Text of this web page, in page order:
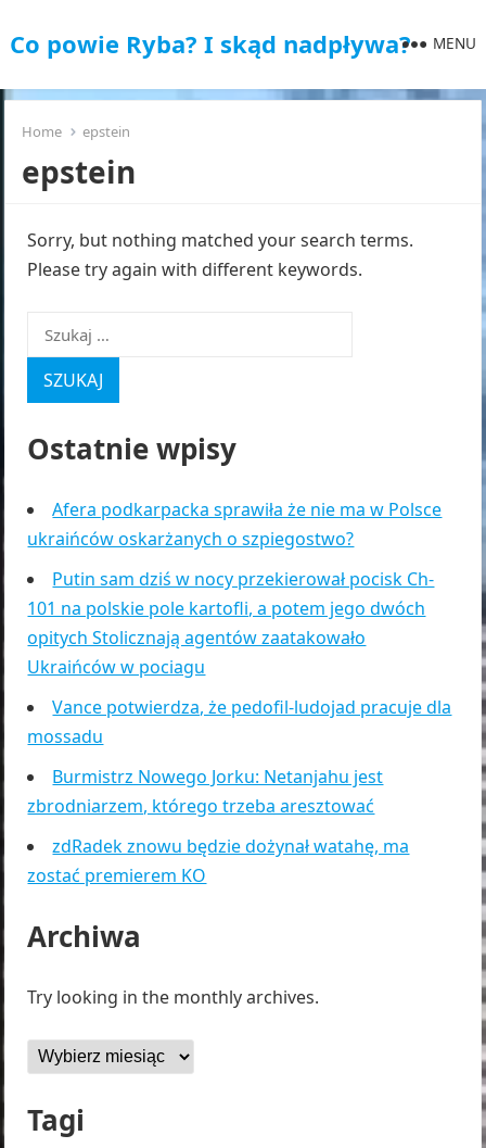
Co powie Ryba? I skąd nadpływa? MENU
Home epstein
epstein
Sorry, but nothing matched your search terms.
Please try again with different keywords.
Szukaj:
Ostatnie wpisy
Afera podkarpacka sprawiła że nie ma w Polsce
ukraińców oskarżanych o szpiegostwo?
Putin sam dziś w nocy przekierował pocisk Ch-
101 na polskie pole kartofli, a potem jego dwóch
opitych Stolicznają agentów zaatakowało
Ukraińców w pociagu
Vance potwierdza, że pedofil-ludojad pracuje dla
mossadu
Burmistrz Nowego Jorku: Netanjahu jest
zbrodniarzem, którego trzeba aresztować
zdRadek znowu będzie dożynał watahę, ma
zostać premierem KO
Archiwa
Try looking in the monthly archives.
Archiwa
Tagi